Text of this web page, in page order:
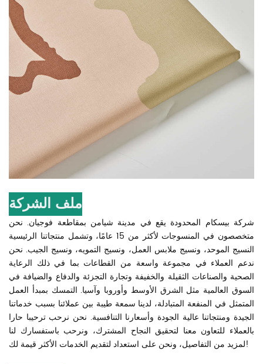
ملف الشركة
شركة بيسكام المحدودة يقع في مدينة شيامن بمقاطعة فوجيان. نحن
متخصصون في المنسوجات لأكثر من 15 عامًا، وتشمل منتجاتنا الرئيسية
النسيج الموحد، ونسيج ملابس العمل، ونسيج التمويه، ونسيج الجيب. نحن
ندعم العملاء في مجموعة واسعة من القطاعات بما في ذلك الرعاية
الصحية والصناعات الثقيلة والخفيفة وتجارة التجزئة والدفاع والضيافة في
السوق العالمية مثل الشرق الأوسط وأوروبا وآسيا. التمسك بمبدأ العمل
المتمثل في المنفعة المتبادلة، لدينا سمعة طيبة بين عملائنا بسبب خدماتنا
الجيدة ومنتجاتنا عالية الجودة وأسعارنا التنافسية. نحن نرحب ترحيبا حارا
بالعملاء للتعاون معنا لتحقيق النجاح المشترك، ونرحب باستفسارك لنا
لمزيد من التفاصيل، ونحن على استعداد لتقديم الخدمات الأكثر قيمة لك!